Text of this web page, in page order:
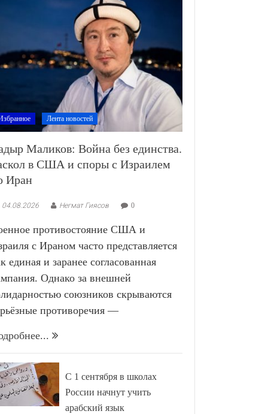
Лента новостей
Маликов: Война без единства.
в США и споры с Израилем
Иран
04.08.2026 Негмат Гиясов 0
противостояние США и
с Ираном часто представляется
единая и заранее согласованная
Однако за внешней
союзников скрываются
противоречия —
С 1 сентября в школах
России начнут учить
арабский язык